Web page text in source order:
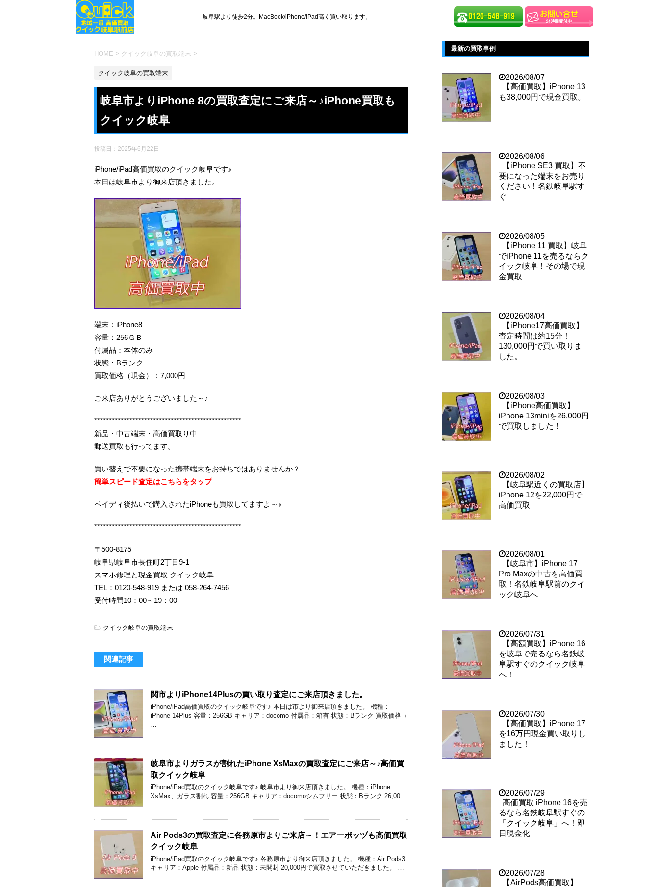
岐阜駅より徒歩2分。MacBook/iPhone/iPad高く買い取ります。
HOME > クイック岐阜の買取端末 >
クイック岐阜の買取端末
岐阜市よりiPhone 8の買取査定にご来店～♪iPhone買取も
クイック岐阜
投稿日： 2025年6月22日
iPhone/iPad高価買取のクイック岐阜です♪
本日は岐阜市より御来店頂きました。
端末：iPhone8
容量：256ＧＢ
付属品：本体のみ
状態：Bランク
買取価格（現金）：7,000円
ご来店ありがとうございました～♪
**************************************************
新品・中古端末・高価買取り中
郵送買取も行ってます。
買い替えで不要になった携帯端末をお持ちではありませんか？
簡単スピード査定はこちらをタップ
ペイディ後払いで購入されたiPhoneも買取してますよ～♪
**************************************************
〒500-8175
岐阜県岐阜市長住町2丁目9-1
スマホ修理と現金買取 クイック岐阜
TEL：0120-548-919 または 058-264-7456
受付時間10：00～19：00
-クイック岐阜の買取端末
関連記事
関市よりiPhone14Plusの買い取り査定にご来店頂きました。
iPhone/iPad高価買取のクイック岐阜です♪ 本日は市より御来店頂きました。 機種：
iPhone 14Plus 容量：256GB キャリア：docomo 付属品：箱有 状態：Bランク 買取価格（
…
岐阜市よりガラスが割れたiPhone XsMaxの買取査定にご来店～♪高価買
取クイック岐阜
iPhone/iPad買取のクイック岐阜です♪ 岐阜市より御来店頂きました。 機種：iPhone
XsMax、ガラス割れ 容量：256GB キャリア：docomoシムフリー 状態：Bランク 26,00
…
Air Pods3の買取査定に各務原市よりご来店～！エアーポッヅも高価買取
クイック岐阜
iPhone/iPad買取のクイック岐阜です♪ 各務原市より御来店頂きました。 機種：Air Pods3
キャリア：Apple 付属品：新品 状態：未開封 20,000円で買取させていただきました。 …
最新の買取事例
2026/08/07
【高価買取】iPhone 13
も38,000円で現金買取。
2026/08/06
【iPhone SE3 買取】不
要になった端末をお売り
ください！名鉄岐阜駅す
ぐ
2026/08/05
【iPhone 11 買取】岐阜
でiPhone 11を売るならク
イック岐阜！その場で現
金買取
2026/08/04
【iPhone17高価買取】
査定時間は約15分！
130,000円で買い取りま
した。
2026/08/03
【iPhone高価買取】
iPhone 13miniを26,000円
で買取しました！
2026/08/02
【岐阜駅近くの買取店】
iPhone 12を22,000円で
高価買取
2026/08/01
【岐阜市】iPhone 17
Pro Maxの中古を高価買
取！名鉄岐阜駅前のクイ
ック岐阜へ
2026/07/31
【高額買取】iPhone 16
を岐阜で売るなら名鉄岐
阜駅すぐのクイック岐阜
へ！
2026/07/30
【高価買取】iPhone 17
を16万円現金買い取りし
ました！
2026/07/29
高価買取 iPhone 16を売
るなら名鉄岐阜駅すぐの
「クイック岐阜」へ！即
日現金化
2026/07/28
【AirPods高価買取】